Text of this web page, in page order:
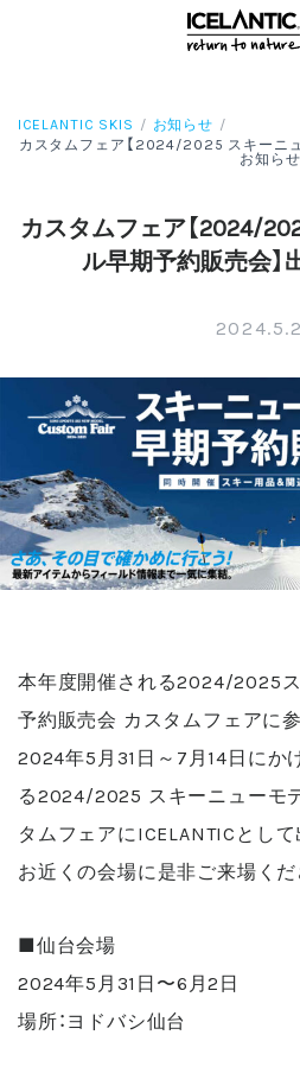
ICELANTIC SKIS
お知らせ
カスタムフェア【2024/2025 スキーニ
お知らせ
カスタムフェア【2024/
ル早期予約販売会】
本年度開催される2024/2025
予約販売会 カスタムフェアに
2024年5月31日～7月14日にか
る2024/2025 スキーニューモ
タムフェアにICELANTICとして
お近くの会場に是非ご来場くだ
■仙台会場
2024年5月31日〜6月2日
場所：ヨドバシ仙台